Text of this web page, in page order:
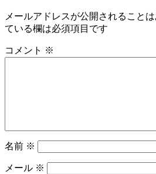
メールアドレスが公開されることは
ている欄は必須項目です
コメント ※
名前 ※
メール ※